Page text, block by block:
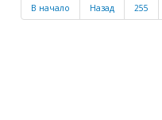
В начало Назад 255